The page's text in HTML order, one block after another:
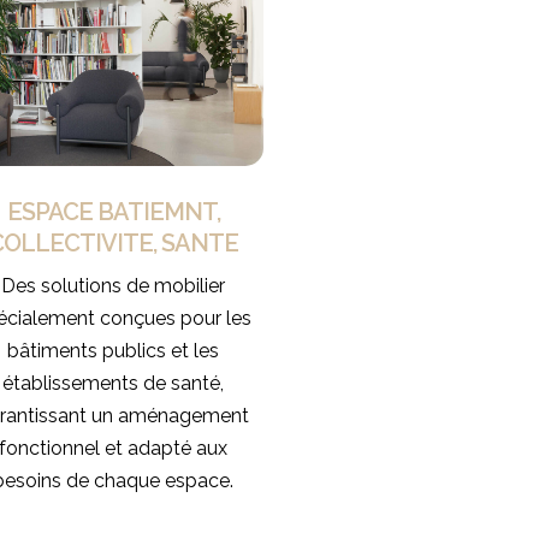
ESPACE BATIEMNT,
SANTE
Des solutions de mobilier
conçues pour les
bâtiments publics et les
établissements de santé,
un aménagement
fonctionnel et adapté aux
de chaque espace.